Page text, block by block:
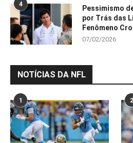
4
Pessimismo
por Trás das
Fenômeno
07/02/2026
NOTÍCIAS DA NFL
1 2